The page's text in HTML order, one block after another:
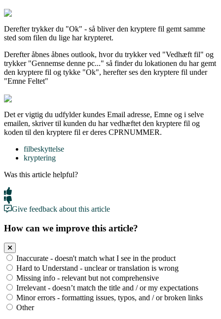
Derefter trykker du "Ok" - så bliver den kryptere fil gemt samme
sted som filen du lige har krypteret.
Derefter åbnes åbnes outlook, hvor du trykker ved "Vedhæft fil" og
trykker "Gennemse denne pc..." så finder du lokationen du har gemt
den kryptere fil og tykke "Ok", herefter ses den kryptere fil under
"Emne Feltet"
Det er vigtig du udfylder kundes Email adresse, Emne og i selve
emailen, skriver til kunden du har vedhæftet den kryptere fil og
koden til den kryptere fil er deres CPRNUMMER.
filbeskyttelse
kryptering
Was this article helpful?
Give feedback about this article
How can we improve this article?
Inaccurate - doesn't match what I see in the product
Hard to Understand - unclear or translation is wrong
Missing info - relevant but not comprehensive
Irrelevant - doesn’t match the title and / or my expectations
Minor errors - formatting issues, typos, and / or broken links
Other